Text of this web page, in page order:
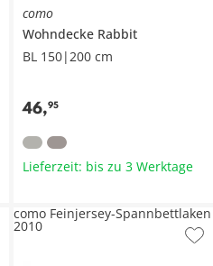
como
Wohndecke Rabbit
BL 150|200 cm
46,95
Lieferzeit: bis zu 3 Werktage
como Feinjersey-Spannbettlaken
2010